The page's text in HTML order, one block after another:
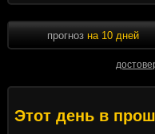
прогноз на 10 дней
Этот день в